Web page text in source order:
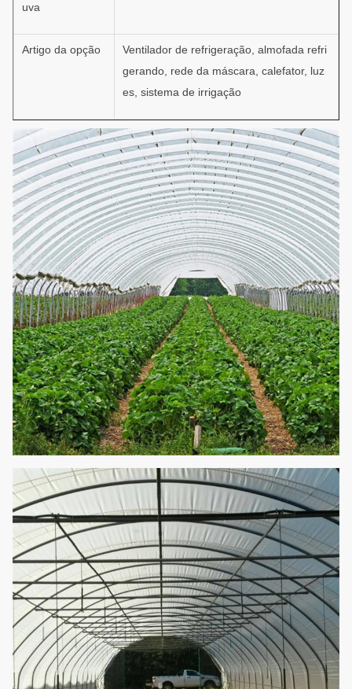
uva
Artigo da opção
Ventilador de refrigeração, almofada refri
gerando, rede da máscara, calefator, luz
es, sistema de irrigação